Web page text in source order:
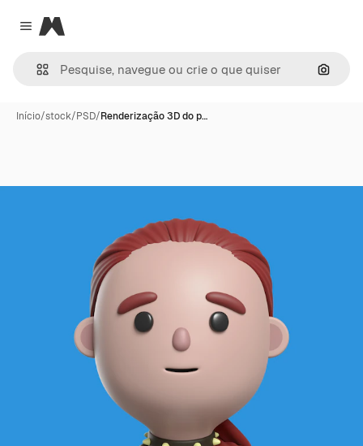
Close menu
Magnific
Início/stock/PSD/Renderização 3D do p…